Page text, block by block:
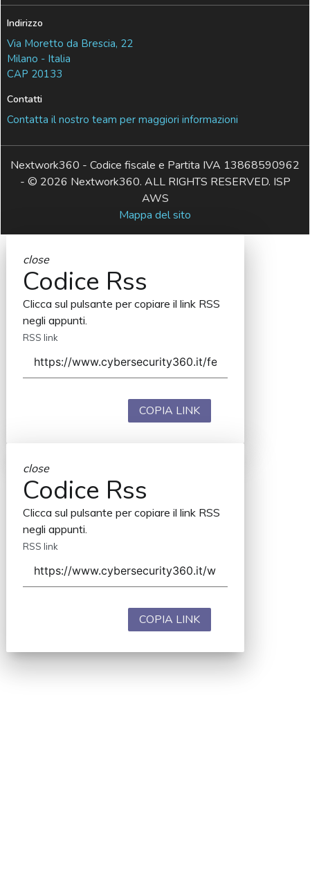
Indirizzo
Via Moretto da Brescia, 22
Milano - Italia
CAP 20133
Contatti
Contatta il nostro team per maggiori informazioni
Nextwork360 - Codice fiscale e Partita IVA 13868590962
- © 2026 Nextwork360. ALL RIGHTS RESERVED. ISP
AWS
Mappa del sito
close
Codice Rss
Clicca sul pulsante per copiare il link RSS
negli appunti.
RSS link
COPIA LINK
close
Codice Rss
Clicca sul pulsante per copiare il link RSS
negli appunti.
RSS link
COPIA LINK